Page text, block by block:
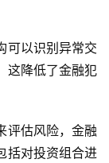
可以识别异常交
这降低了金融犯
评估风险，金融
括对投资组合进